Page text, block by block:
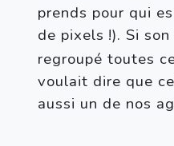
prends pour qui
de pixels !). Si
regroupé toutes
voulait dire que
aussi un de nos